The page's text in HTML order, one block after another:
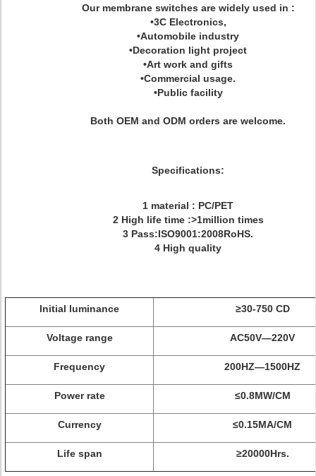
Our membrane switches are widely used in :
•3C Electronics,
•Automobile industry
•Decoration light project
•Art work and gifts
•Commercial usage.
•Public facility
Both OEM and ODM orders are welcome.
Specifications:
1 material : PC/PET
2 High life time :>1million times
3 Pass:ISO9001:2008RoHS.
4 High quality
Initial luminance ≥30-750 CD
Voltage range AC50V—220V
Frequency 200HZ—1500HZ
Power rate ≤0.8MW/CM
Currency ≤0.15MA/CM
Life span ≥20000Hrs.